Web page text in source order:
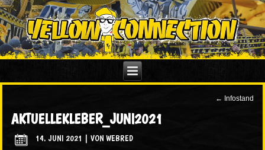
← Infostand
AKTUELLEKLEBER_JUNI2021
14. JUNI 2021 |VON WEBRED